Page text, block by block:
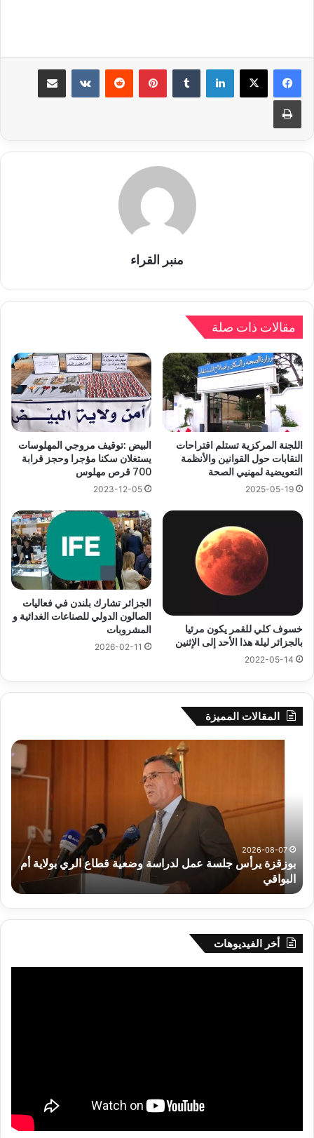
لينكدإن بينتيريست
طباعة
منبر القراء
مقالات ذات صلة
اللجنة المركزية تستلم اقتراحات
النقابات حول القوانين والأنظمة
التعويضية لمهنيي الصحة
2025-05-19
البيض :توقيف مروجي المهلوسات
يستغلان سكنا مؤجرا وحجز قرابة
700 قرص مهلوس
2023-12-05
خسوف كلي للقمر يكون مرئيا
بالجزائر ليلة هذا الأحد إلى الإثنين
2022-05-14
الجزائر تشارك بلندن في فعاليات
الصالون الدولي للصناعات الغدائية و
المشروبات
2026-02-11
المقالات المميزة
لدراسة
الري
بولاية
البواقي
2026-08-07
بوزقزة يرأس جلسة عمل لدراسة وضعية قطاع الري بولاية أم
البواقي
أخر الفيديوهات